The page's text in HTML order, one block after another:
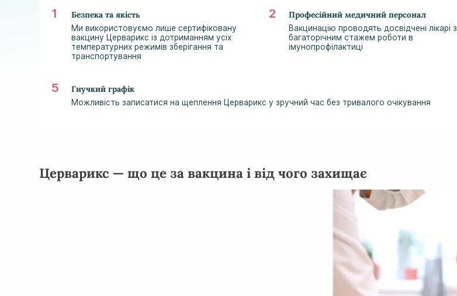
Безпека та якість
Ми використовуємо лише сертифіковану
вакцину Церварикс із дотриманням усіх
температурних режимів зберігання та
транспортування
Професійний медичний персонал
Вакцинацію проводять досвідчені лікарі з
багаторічним стажем роботи в
імунопрофілактиці
Гнучкий графік
Можливість записатися на щеплення Церварикс у зручний час без тривалого очікування
Церварикс — що це за вакцина і від чого захищає